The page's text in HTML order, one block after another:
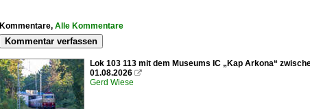
Kommentare, Alle Kommentare
Kommentar verfassen
Lok 103 113 mit dem Museums IC „Kap Arkona“
01.08.2026 
Gerd Wiese